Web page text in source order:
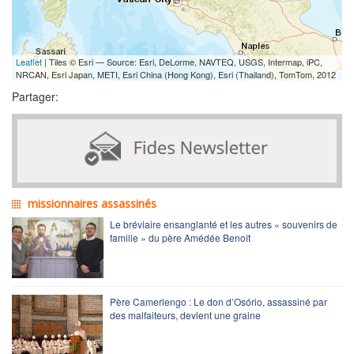
Leaflet | Tiles © Esri — Source: Esri, DeLorme, NAVTEQ, USGS, Intermap, iPC,
NRCAN, Esri Japan, METI, Esri China (Hong Kong), Esri (Thailand), TomTom, 2012
Partager:
missionnaires assassinés
Le bréviaire ensanglanté et les autres « souvenirs de
famille » du père Amédée Benoît
Père Camerlengo : Le don d’Osório, assassiné par
des malfaiteurs, devient une graine